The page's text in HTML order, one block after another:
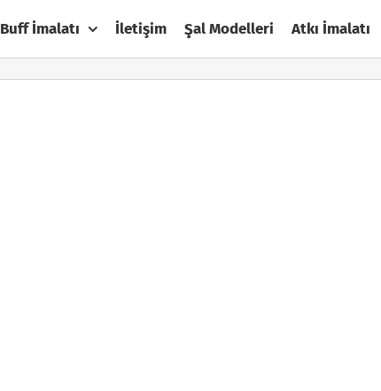
Buff İmalatı İletişim Şal Modelleri Atkı İmalatı